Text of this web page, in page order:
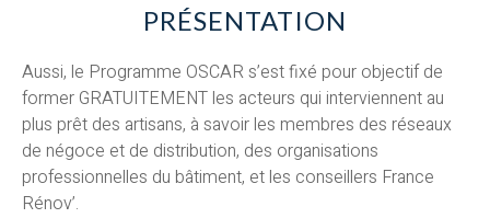
PRÉSENTATION
Aussi, le Programme OSCAR s’est fixé pour objectif de
former GRATUITEMENT les acteurs qui interviennent au
plus prêt des artisans, à savoir les membres des réseaux
de négoce et de distribution, des organisations
professionnelles du bâtiment, et les conseillers France
Rénov’.